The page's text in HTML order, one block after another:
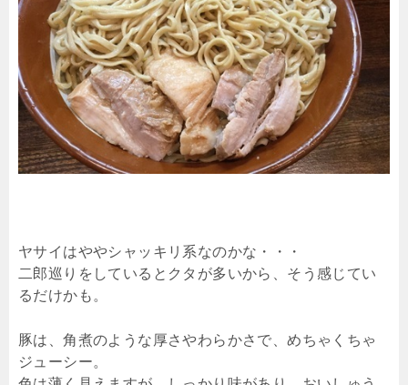
ヤサイはややシャッキリ系なのかな・・・
二郎巡りをしているとクタが多いから、そう感じてい
るだけかも。
豚は、角煮のような厚さやわらかさで、めちゃくちゃ
ジューシー。